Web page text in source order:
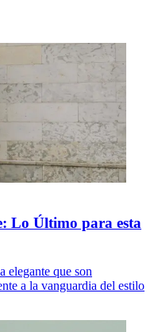
Lo Último para esta
elegante que son
a la vanguardia del estilo